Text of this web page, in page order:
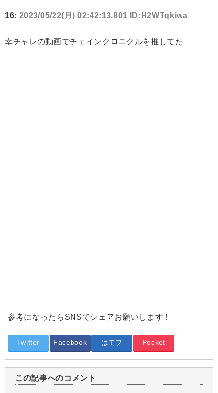
16: 2023/05/22(月) 02:42:13.801 ID:H2WTqkiwa
幸チャレの動画でチェインクロニクルを推してた
参考になったらSNSでシェアお願いします！
Twitter Facebook はてブ Pocket
この記事へのコメント